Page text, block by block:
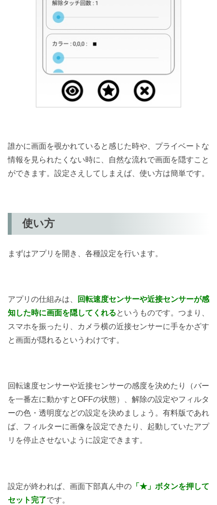
誰かに画面を覗かれていると感じた時や、プライベートな
情報を見られたくない時に、自然な流れで画面を隠すこと
ができます。設定さえしてしまえば、使い方は簡単です。
使い方
まずはアプリを開き、各種設定を行います。
アプリの仕組みは、
回転速度センサーや近接センサーが感
知した時に画面を隠してくれるというものです。つまり、
スマホを振ったり、カメラ横の近接センサーに手をかざす
と画面が隠れるというわけです。
回転速度センサーや近接センサーの感度を決めたり（バー
を一番左に動かすとOFFの状態）、解除の設定やフィルタ
ーの色・透明度などの設定を決めましょう。有料版であれ
ば、フィルターに画像を設定できたり、起動していたアプ
リを停止させないように設定できます。
設定が終われば、画面下部真ん中の 「★」ボタンを押して
セット完了です。